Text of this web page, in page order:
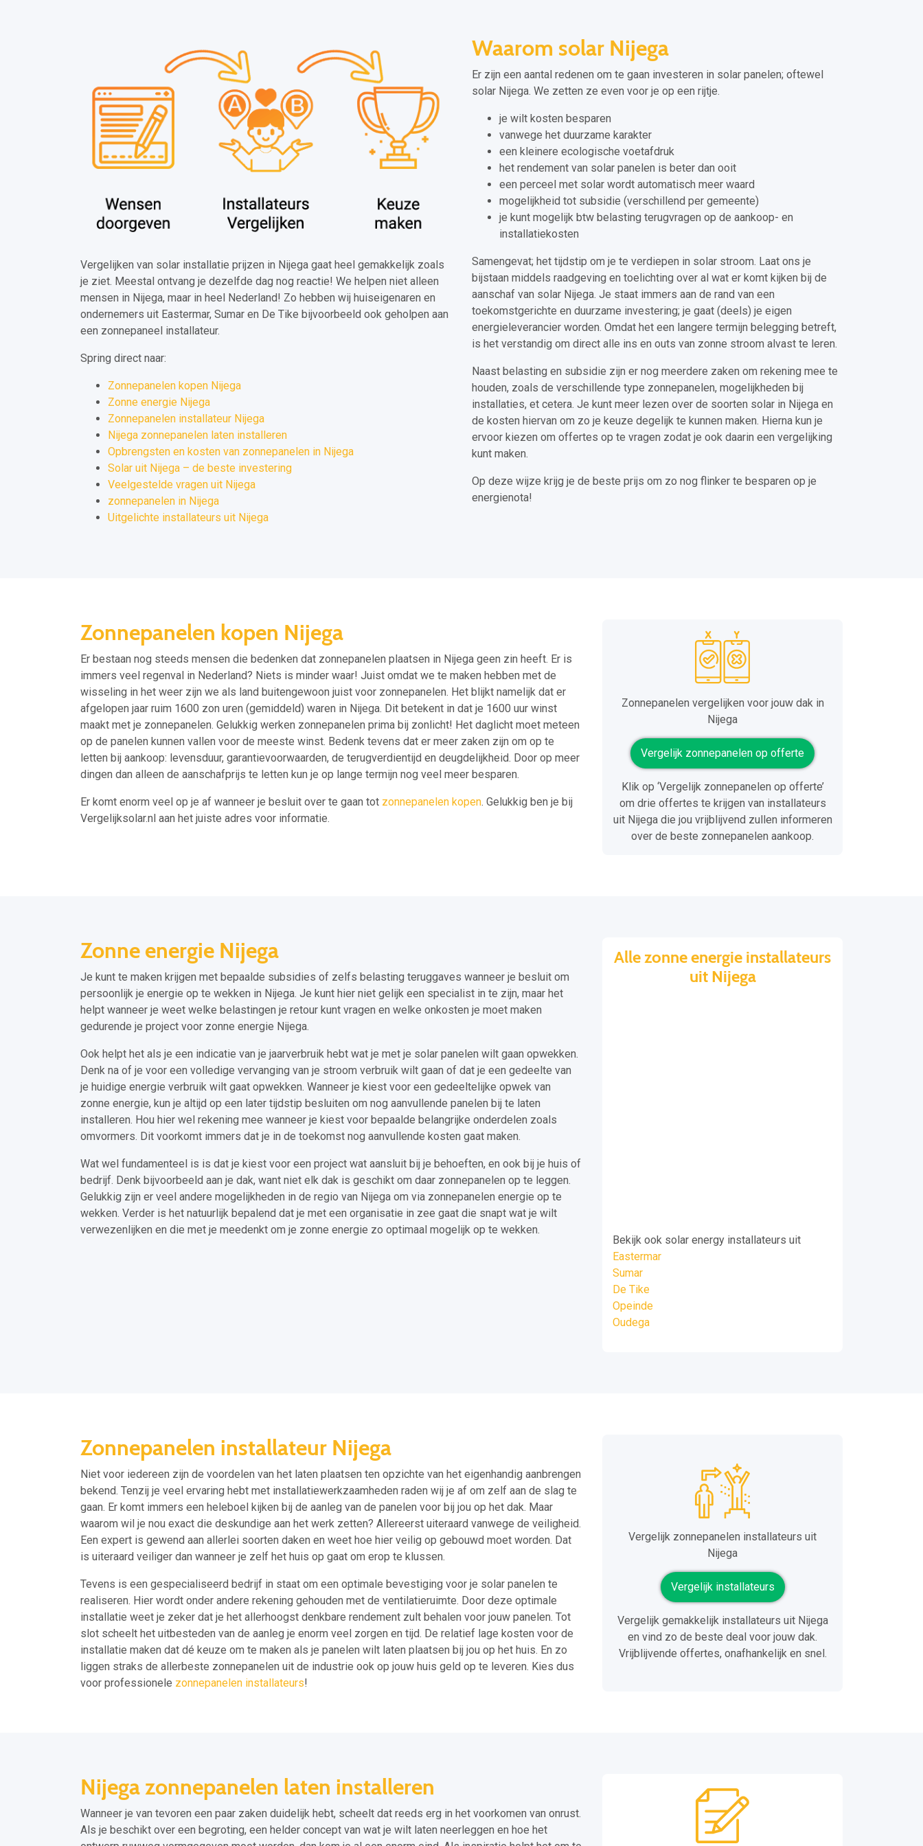
Vergelijken van solar installatie prijzen in Nijega gaat heel gemakkelijk zoals
je ziet. Meestal ontvang je dezelfde dag nog reactie! We helpen niet alleen
mensen in Nijega, maar in heel Nederland! Zo hebben wij huiseigenaren en
ondernemers uit Eastermar, Sumar en De Tike bijvoorbeeld ook geholpen aan
een zonnepaneel installateur.
Spring direct naar:
Zonnepanelen kopen Nijega
Zonne energie Nijega
Zonnepanelen installateur Nijega
Nijega zonnepanelen laten installeren
Opbrengsten en kosten van zonnepanelen in Nijega
Solar uit Nijega – de beste investering
Veelgestelde vragen uit Nijega
zonnepanelen in Nijega
Uitgelichte installateurs uit Nijega
Waarom solar Nijega
Er zijn een aantal redenen om te gaan investeren in solar panelen; oftewel
solar Nijega. We zetten ze even voor je op een rijtje.
je wilt kosten besparen
vanwege het duurzame karakter
een kleinere ecologische voetafdruk
het rendement van solar panelen is beter dan ooit
een perceel met solar wordt automatisch meer waard
mogelijkheid tot subsidie (verschillend per gemeente)
je kunt mogelijk btw belasting terugvragen op de aankoop- en
installatiekosten
Samengevat; het tijdstip om je te verdiepen in solar stroom. Laat ons je
bijstaan middels raadgeving en toelichting over al wat er komt kijken bij de
aanschaf van solar Nijega. Je staat immers aan de rand van een
toekomstgerichte en duurzame investering; je gaat (deels) je eigen
energieleverancier worden. Omdat het een langere termijn belegging betreft,
is het verstandig om direct alle ins en outs van zonne stroom alvast te leren.
Naast belasting en subsidie zijn er nog meerdere zaken om rekening mee te
houden, zoals de verschillende type zonnepanelen, mogelijkheden bij
installaties, et cetera. Je kunt meer lezen over de soorten solar in Nijega en
de kosten hiervan om zo je keuze degelijk te kunnen maken. Hierna kun je
ervoor kiezen om offertes op te vragen zodat je ook daarin een vergelijking
kunt maken.
Op deze wijze krijg je de beste prijs om zo nog flinker te besparen op je
energienota!
Zonnepanelen kopen Nijega
Er bestaan nog steeds mensen die bedenken dat zonnepanelen plaatsen in Nijega geen zin heeft. Er is
immers veel regenval in Nederland? Niets is minder waar! Juist omdat we te maken hebben met de
wisseling in het weer zijn we als land buitengewoon juist voor zonnepanelen. Het blijkt namelijk dat er
afgelopen jaar ruim 1600 zon uren (gemiddeld) waren in Nijega. Dit betekent in dat je 1600 uur winst
maakt met je zonnepanelen. Gelukkig werken zonnepanelen prima bij zonlicht! Het daglicht moet meteen
op de panelen kunnen vallen voor de meeste winst. Bedenk tevens dat er meer zaken zijn om op te
letten bij aankoop: levensduur, garantievoorwaarden, de terugverdientijd en deugdelijkheid. Door op meer
dingen dan alleen de aanschafprijs te letten kun je op lange termijn nog veel meer besparen.
Er komt enorm veel op je af wanneer je besluit over te gaan tot zonnepanelen kopen. Gelukkig ben je bij
Vergelijksolar.nl aan het juiste adres voor informatie.
Zonnepanelen vergelijken voor jouw dak in
Nijega
Vergelijk zonnepanelen op offerte
Klik op ‘Vergelijk zonnepanelen op offerte’
om drie offertes te krijgen van installateurs
uit Nijega die jou vrijblijvend zullen informeren
over de beste zonnepanelen aankoop.
Zonne energie Nijega
Je kunt te maken krijgen met bepaalde subsidies of zelfs belasting teruggaves wanneer je besluit om
persoonlijk je energie op te wekken in Nijega. Je kunt hier niet gelijk een specialist in te zijn, maar het
helpt wanneer je weet welke belastingen je retour kunt vragen en welke onkosten je moet maken
gedurende je project voor zonne energie Nijega.
Ook helpt het als je een indicatie van je jaarverbruik hebt wat je met je solar panelen wilt gaan opwekken.
Denk na of je voor een volledige vervanging van je stroom verbruik wilt gaan of dat je een gedeelte van
je huidige energie verbruik wilt gaat opwekken. Wanneer je kiest voor een gedeeltelijke opwek van
zonne energie, kun je altijd op een later tijdstip besluiten om nog aanvullende panelen bij te laten
installeren. Hou hier wel rekening mee wanneer je kiest voor bepaalde belangrijke onderdelen zoals
omvormers. Dit voorkomt immers dat je in de toekomst nog aanvullende kosten gaat maken.
Wat wel fundamenteel is is dat je kiest voor een project wat aansluit bij je behoeften, en ook bij je huis of
bedrijf. Denk bijvoorbeeld aan je dak, want niet elk dak is geschikt om daar zonnepanelen op te leggen.
Gelukkig zijn er veel andere mogelijkheden in de regio van Nijega om via zonnepanelen energie op te
wekken. Verder is het natuurlijk bepalend dat je met een organisatie in zee gaat die snapt wat je wilt
verwezenlijken en die met je meedenkt om je zonne energie zo optimaal mogelijk op te wekken.
Alle zonne energie installateurs
uit Nijega
Bekijk ook solar energy installateurs uit
Eastermar
Sumar
De Tike
Opeinde
Oudega
Zonnepanelen installateur Nijega
Niet voor iedereen zijn de voordelen van het laten plaatsen ten opzichte van het eigenhandig aanbrengen
bekend. Tenzij je veel ervaring hebt met installatiewerkzaamheden raden wij je af om zelf aan de slag te
gaan. Er komt immers een heleboel kijken bij de aanleg van de panelen voor bij jou op het dak. Maar
waarom wil je nou exact die deskundige aan het werk zetten? Allereerst uiteraard vanwege de veiligheid.
Een expert is gewend aan allerlei soorten daken en weet hoe hier veilig op gebouwd moet worden. Dat
is uiteraard veiliger dan wanneer je zelf het huis op gaat om erop te klussen.
Tevens is een gespecialiseerd bedrijf in staat om een optimale bevestiging voor je solar panelen te
realiseren. Hier wordt onder andere rekening gehouden met de ventilatieruimte. Door deze optimale
installatie weet je zeker dat je het allerhoogst denkbare rendement zult behalen voor jouw panelen. Tot
slot scheelt het uitbesteden van de aanleg je enorm veel zorgen en tijd. De relatief lage kosten voor de
installatie maken dat dé keuze om te maken als je panelen wilt laten plaatsen bij jou op het huis. En zo
liggen straks de allerbeste zonnepanelen uit de industrie ook op jouw huis geld op te leveren. Kies dus
voor professionele zonnepanelen installateurs!
Vergelijk zonnepanelen installateurs uit
Nijega
Vergelijk installateurs
Vergelijk gemakkelijk installateurs uit Nijega
en vind zo de beste deal voor jouw dak.
Vrijblijvende offertes, onafhankelijk en snel.
Nijega zonnepanelen laten installeren
Wanneer je van tevoren een paar zaken duidelijk hebt, scheelt dat reeds erg in het voorkomen van onrust.
Als je beschikt over een begroting, een helder concept van wat je wilt laten neerleggen en hoe het